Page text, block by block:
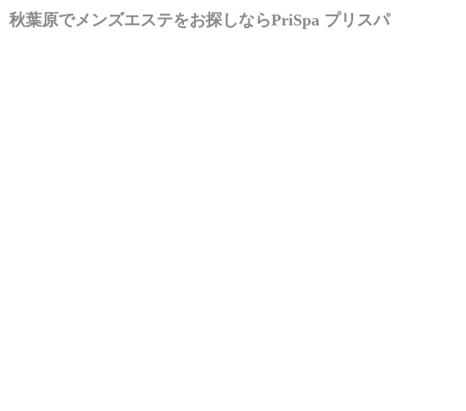
秋葉原でメンズエステをお探しならPriSpa プリスパ